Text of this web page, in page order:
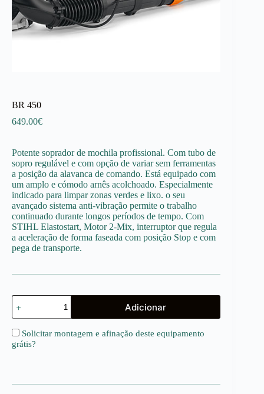
BR 450
649.00€
Potente soprador de mochila profissional. Com tubo de
sopro regulável e com opção de variar sem ferramentas
a posição da alavanca de comando. Está equipado com
um amplo e cómodo arnês acolchoado. Especialmente
indicado para limpar zonas verdes e lixo. o seu
avançado sistema anti-vibração permite o trabalho
continuado durante longos períodos de tempo. Com
STIHL Elastostart, Motor 2-Mix, interruptor que regula
a aceleração de forma faseada com posição Stop e com
pega de transporte.
Quantidade
de
BR
450
Adicionar
Solicitar montagem e afinação deste equipamento
grátis?